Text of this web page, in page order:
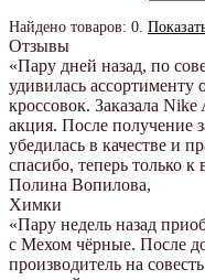
Найдено товаров: 0.
Отзывы
«Пару дней назад, по
удивилась
кроссовок. Заказала
акция. После получение
убедилась в качестве и
спасибо, теперь только к
Полина Вопилова,
Химки
«Пару недель назад
с Мехом чёрные. После
производитель на